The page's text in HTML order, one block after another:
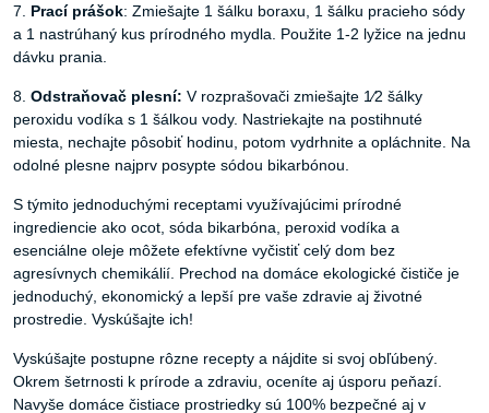
7. Prací prášok: Zmiešajte 1 šálku boraxu, 1 šálku pracieho sódy
a 1 nastrúhaný kus prírodného mydla. Použite 1-2 lyžice na jednu
dávku prania.
8. Odstraňovač plesní: V rozprašovači zmiešajte 1⁄2 šálky
peroxidu vodíka s 1 šálkou vody. Nastriekajte na postihnuté
miesta, nechajte pôsobiť hodinu, potom vydrhnite a opláchnite. Na
odolné plesne najprv posypte sódou bikarbónou.
S týmito jednoduchými receptami využívajúcimi prírodné
ingrediencie ako ocot, sóda bikarbóna, peroxid vodíka a
esenciálne oleje môžete efektívne vyčistiť celý dom bez
agresívnych chemikálií. Prechod na domáce ekologické čističe je
jednoduchý, ekonomický a lepší pre vaše zdravie aj životné
prostredie. Vyskúšajte ich!
Vyskúšajte postupne rôzne recepty a nájdite si svoj obľúbený.
Okrem šetrnosti k prírode a zdraviu, oceníte aj úsporu peňazí.
Navyše domáce čistiace prostriedky sú 100% bezpečné aj v